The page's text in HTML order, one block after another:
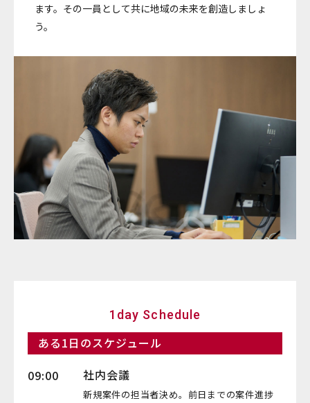
ます。その一員として共に地域の未来を創造しましょ
う。
1day Schedule
ある1日のスケジュール
09:00
社内会議
新規案件の担当者決め。前日までの案件進捗